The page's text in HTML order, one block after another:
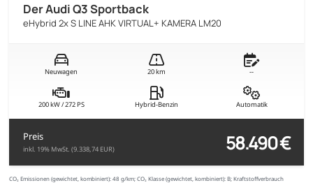
Der Audi Q3 Sportback
eHybrid 2x S LINE AHK VIRTUAL+ KAMERA LM20
Neuwagen 20 km --
200 kW / 272 PS Hybrid-Benzin Automatik
Preis
inkl. 19% MwSt. (9.338,74 EUR) 58.490 €
CO₂ Emissionen (gewichtet, kombiniert): 48 g/km; CO₂ Klasse (gewichtet, kombiniert): B; Kraftstoffverbrauch